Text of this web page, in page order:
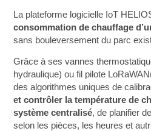
La plateforme logicielle IoT
consommation de chauffage
sans bouleversement du parc
Grâce à ses vannes
hydraulique) ou fil pilote
des algorithmes uniques de
et contrôler la température de
système centralisé, de planifier
selon les pièces, les heures et